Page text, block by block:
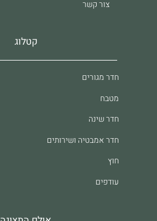
צור קשר
קטלוג
חדר מגורים
מטבח
חדר שינה
חדר אמבטיה ושירותים
חוץ
עודפים